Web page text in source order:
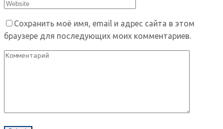
Сохранить моё имя, email и адрес сайта в этом
браузере для последующих моих комментариев.